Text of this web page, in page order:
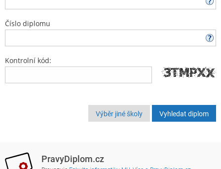
Číslo diplomu
Kontrolní kód:
Výběr jiné školy
PravyDiplom.cz